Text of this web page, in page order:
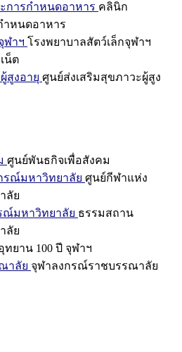
การกำหนดอาหาร คลินิก
ำหนดอาหาร
ฬาฯ โรงพยาบาลสัตว์เล็กจุฬาฯ
น็ต
สูงอายุ ศูนย์ส่งเสริมสุขภาวะผู้สูง
ศูนย์พันธกิจเพื่อสังคม
รณ์มหาวิทยาลัย ศูนย์กีฬาแห่ง
ลัย
ณ์มหาวิทยาลัย ธรรมสถาน
ลัย
ทยาน 100 ปี จุฬาฯ
าลัย จุฬาลงกรณ์ราชบรรณาลัย